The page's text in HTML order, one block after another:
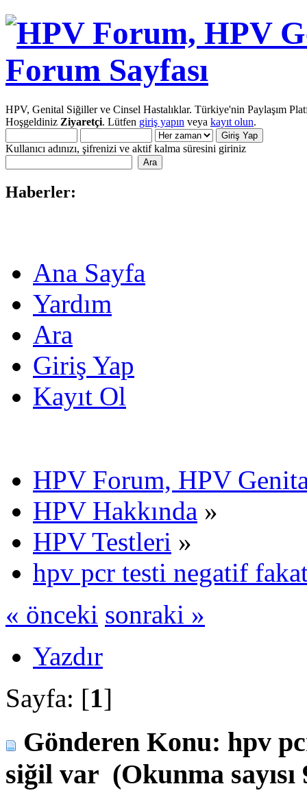
HPV, Genital Siğiller ve Cinsel Hastalıklar. Türkiye'nin Paylaşım
Hoşgeldiniz Ziyaretçi. Lütfen giriş yapın veya kayıt olun.
Kullanıcı adınızı, şifrenizi ve aktif kalma süresini giriniz
Haberler:
Ana Sayfa
Yardım
Ara
Giriş Yap
Kayıt Ol
HPV Forum, HPV
HPV Hakkında »
HPV Testleri »
hpv pcr testi negatif
« önceki sonraki »
Yazdır
Sayfa: [1]
Gönderen Konu: hpv
siğil var (Okunma sayısı